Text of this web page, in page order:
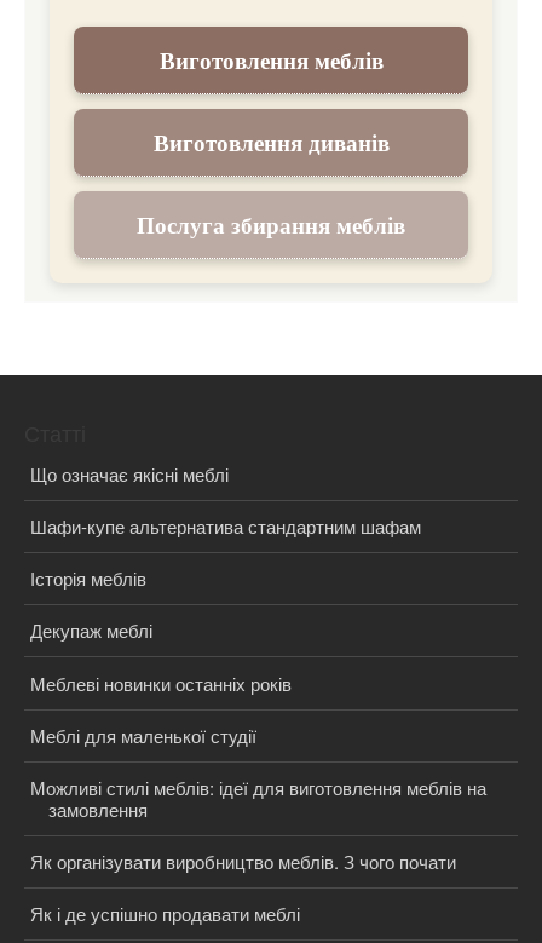
Виготовлення меблів
Виготовлення диванів
Послуга збирання меблів
Що означає якісні меблі
Шафи-купе альтернатива стандартним шафам
Історія меблів
Декупаж меблі
Меблеві новинки останніх років
Меблі для маленької студії
Можливі стилі меблів: ідеї для виготовлення меблів на
замовлення
Як організувати виробництво меблів. З чого почати
Як і де успішно продавати меблі